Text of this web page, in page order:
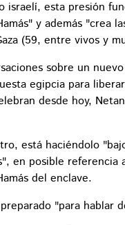
israelí, esta presión
y además "crea
(59, entre vivos y
sobre un
egipcia para
desde hoy,
está haciéndolo
en posible referencia
del enclave.
"para hablar